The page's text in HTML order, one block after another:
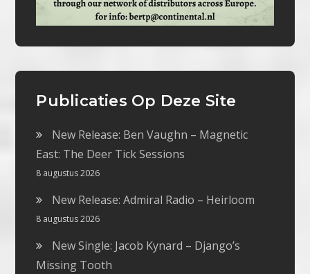
Publicaties Op Deze Site
New Release: Ben Vaughn – Magnetic
East: The Deer Tick Sessions
8 augustus 2026
New Release: Admiral Radio – Heirloom
8 augustus 2026
New Single: Jacob Kynard – Django’s
Missing Tooth